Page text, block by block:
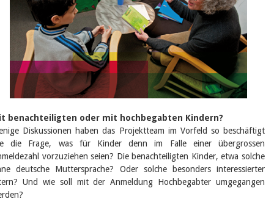
benachteiligten oder mit hochbegabten Kindern?
Diskussionen haben das Projektteam im Vorfeld so beschäftigt
die Frage, was für Kinder denn im Falle einer übergrossen
vorzuziehen seien? Die benachteiligten Kinder, etwa solche
deutsche Muttersprache? Oder solche besonders interessierter
Und wie soll mit der Anmeldung Hochbegabter umgegangen